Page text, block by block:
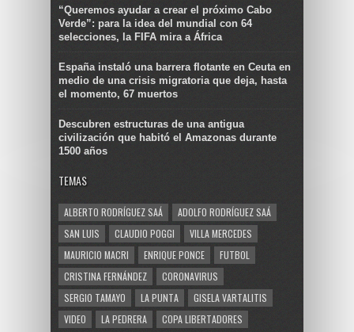
“Queremos ayudar a crear el próximo Cabo
Verde”: para la idea del mundial con 64
selecciones, la FIFA mira a África
España instaló una barrera flotante en Ceuta en
medio de una crisis migratoria que deja, hasta
el momento, 67 muertos
Descubren estructuras de una antigua
civilización que habitó el Amazonas durante
1500 años
TEMAS
ALBERTO RODRÍGUEZ SAÁ
ADOLFO RODRÍGUEZ SAÁ
SAN LUIS
CLAUDIO POGGI
VILLA MERCEDES
MAURICIO MACRI
ENRIQUE PONCE
FUTBOL
CRISTINA FERNÁNDEZ
CORONAVIRUS
SERGIO TAMAYO
LA PUNTA
GISELA VARTALITIS
VIDEO
LA PEDRERA
COPA LIBERTADORES